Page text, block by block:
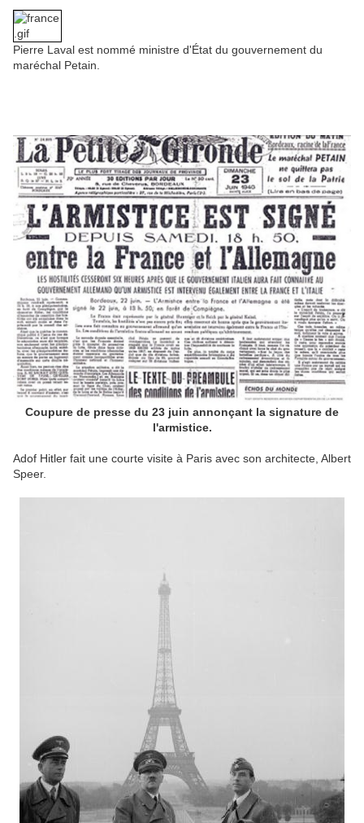
Pierre Laval est nommé ministre d'État du gouvernement du
maréchal Petain.
Coupure de presse du 23 juin annonçant la signature de
l'armistice.
Adof Hitler fait une courte visite à Paris avec son architecte, Albert
Speer.